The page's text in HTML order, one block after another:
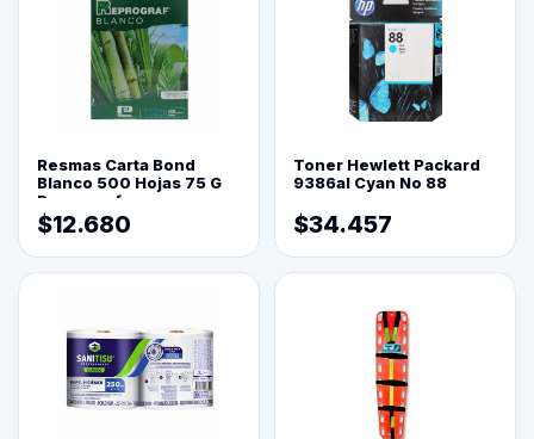
Resmas Carta Bond
Blanco 500 Hojas 75 G
Reprograf.
$12.680
Toner Hewlett Packard
9386al Cyan No 88
$34.457